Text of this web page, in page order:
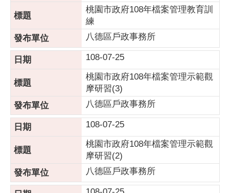
桃園市政府108年檔案管理教育訓
練
八德區戶政事務所
108-07-25
桃園市政府108年檔案管理示範觀
摩研習(3)
八德區戶政事務所
108-07-25
桃園市政府108年檔案管理示範觀
摩研習(2)
八德區戶政事務所